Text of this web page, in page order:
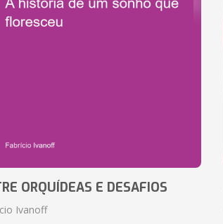
ORQUÍDEAS E DESAFIOS
Ivanoff